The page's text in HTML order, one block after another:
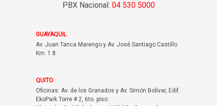
PBX Nacional: 04 530 5000
GUAYAQUIL
Av. Juan Tanca Marengo y Av. José Santiago Castillo
Km. 1.8.
QUITO
Oficinas: Av. de los Granados y Av. Simón Bolívar, Edif.
EkoPark Torre # 2, 6to. piso.